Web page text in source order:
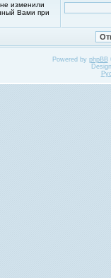
изменили
Вами при
Powered by phpBB